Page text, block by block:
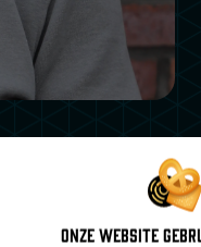
Onze website